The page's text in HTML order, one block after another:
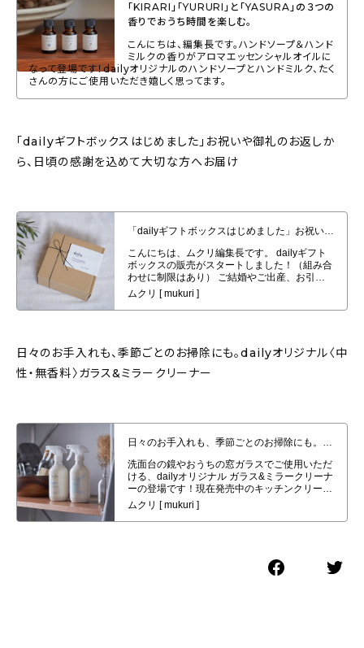
「KIRARI」「YURURI」と「YASURA」の３つの
香りでおうち時間を楽しむ。
こんにちは、編集長です。ハンドソープ＆ハンド
ミルクの香りがアロマエッセンシャルオイルに
なって登場です！dailyオリジナルのハンドソープとハンドミルク、たく
さんの方にご使用いただき嬉しく思ってます。
「dailyギフトボックスはじめました」お祝いや御礼のお返しか
ら、日頃の感謝を込めて大切な方へお届け
「dailyギフトボックスはじめました」お祝いや御礼のお返しから、日頃の感
謝を込めて大切な方へお届け
日々のお手入れも、季節ごとのお掃除にも。dailyオリジナル〈中
性・無香料〉ガラス&ミラークリーナー
日々のお手入れも、季節ごとのお掃除にも。dailyオリジナル〈中性・無香
料〉ガラス&ミラークリーナー